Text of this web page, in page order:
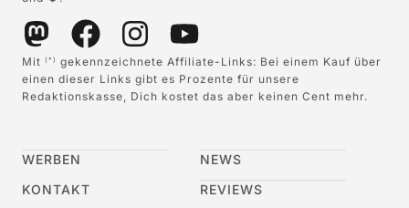
Mit (*)
gekennzeichnete Affiliate-Links: Bei einem Kauf über
einen dieser Links gibt es Prozente für unsere
Redaktionskasse, Dich kostet das aber keinen Cent mehr.
WERBEN
KONTAKT
NEWS
REVIEWS